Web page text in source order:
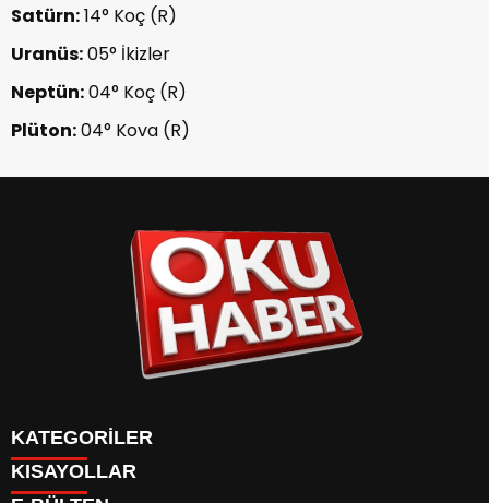
Satürn:14° Koç (R)
Uranüs:05° İkizler
Neptün:04° Koç (R)
Plüton:04° Kova (R)
KATEGORİLER
ANASAYFA
KISAYOLLAR